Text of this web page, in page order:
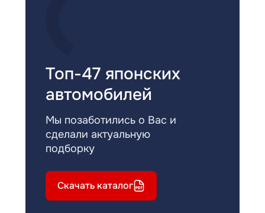
Топ-47 японских
автомобилей
Мы позаботились о Вас и
сделали актуальную
подборку
Скачать каталог